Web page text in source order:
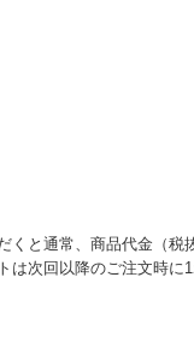
くと通常、商品代金（税
は次回以降のご注文時に